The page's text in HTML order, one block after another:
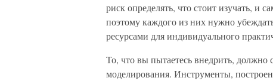
риск определять, что стоит изучать, и
поэтому каждого из них нужно
ресурсами для индивидуального
То, что вы пытаетесь внедрить, должно
моделирования. Инструменты,